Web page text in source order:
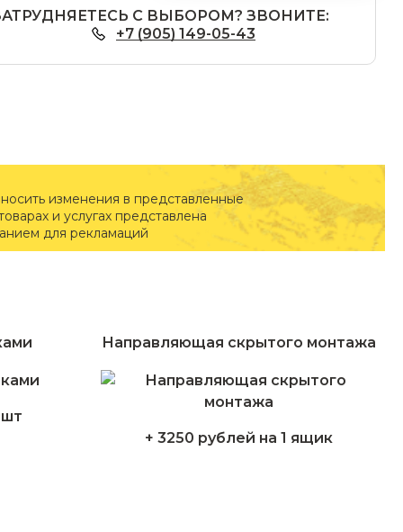
С ВЫБОРОМ? ЗВОНИТЕ:
+7 (905) 149-05-43
изменения в представленные
и услугах представлена
для рекламаций
Направляющая скрытого монтажа
+ 3250 рублей на 1 ящик